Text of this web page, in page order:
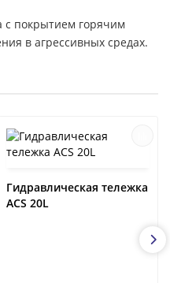
с покрытием горячим
в агрессивных средах.
Гидравлическая тележка
ACS 20L